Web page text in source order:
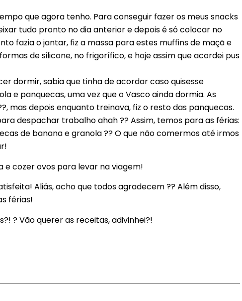
que agora tenho. Para conseguir fazer os meus snacks
tudo pronto no dia anterior e depois é só colocar no
fazia o jantar, fiz a massa para estes muffins de maçã e
de silicone, no frigorífico, e hoje assim que acordei pus
dormir, sabia que tinha de acordar caso quisesse
e panquecas, uma vez que o Vasco ainda dormia. As
mas depois enquanto treinava, fiz o resto das panquecas.
despachar trabalho ahah ?? Assim, temos para as férias:
de banana e granola ?? O que não comermos até irmos
cozer ovos para levar na viagem!
Aliás, acho que todos agradecem ?? Além disso,
férias!
? Vão querer as receitas, adivinhei?!